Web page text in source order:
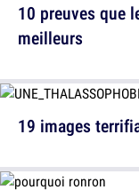
10 preuves que
meilleurs
19 images